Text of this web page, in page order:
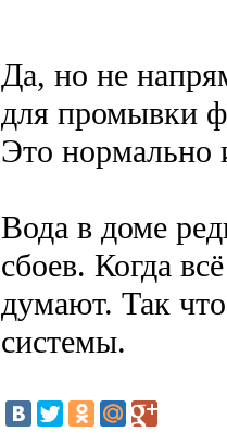
Да, но не
для промывки
Это нормально
Вода в доме
сбоев. Когда
думают. Так
системы.